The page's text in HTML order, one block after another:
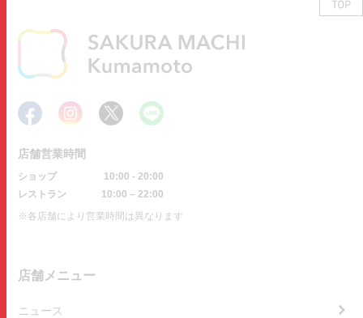
店舗営業時間
ショップ
10:00 - 20:00
レストラン
10:00 – 22:00
※各店舗により営業時間は異なります
店舗メニュー
ニュース